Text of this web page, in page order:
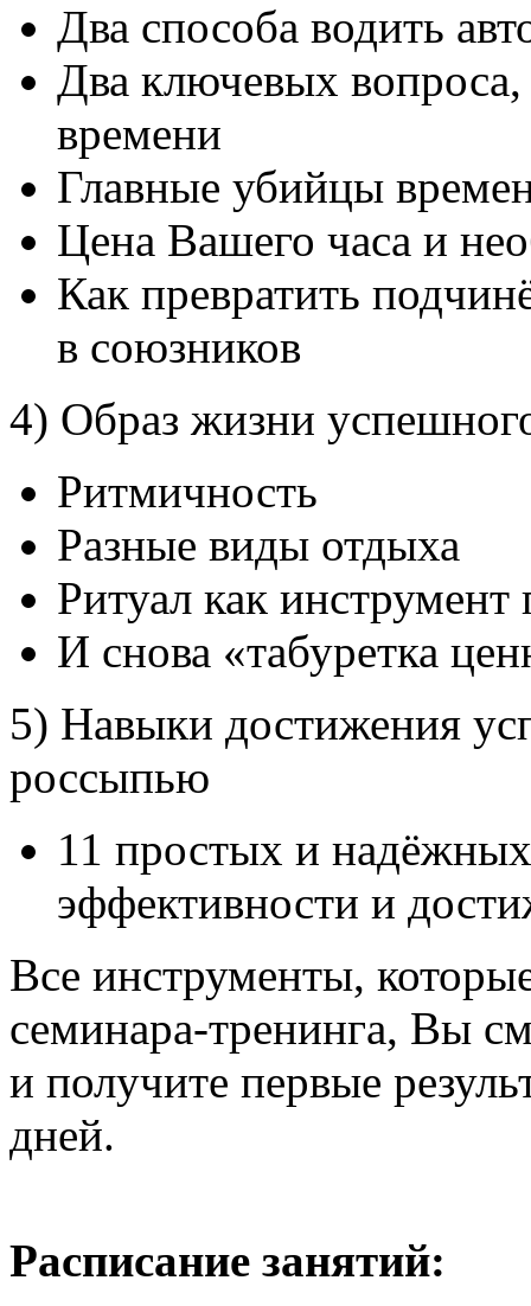
Два способа водить
Два ключевых
времени
Главные убийцы
Цена Вашего часа и
Как превратить
в союзников
4) Образ жизни
Ритмичность
Разные виды отдыха
Ритуал как
И снова «табуретка
5) Навыки достижения
россыпью
11 простых и
эффективности и
Все инструменты,
семинара-тренинга, Вы
и получите первые
дней.
Расписание занятий: